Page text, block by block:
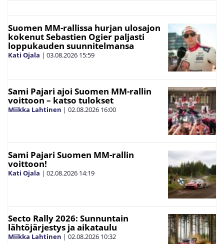
Suomen MM-rallissa hurjan ulosajon
kokenut Sebastien Ogier paljasti
loppukauden suunnitelmansa
Kati Ojala | 03.08.2026 15:59
Sami Pajari ajoi Suomen MM-rallin
voittoon – katso tulokset
Miikka Lahtinen | 02.08.2026 16:00
Sami Pajari Suomen MM-rallin
voittoon!
Kati Ojala | 02.08.2026 14:19
Secto Rally 2026: Sunnuntain
lähtöjärjestys ja aikataulu
Miikka Lahtinen | 02.08.2026 10:32